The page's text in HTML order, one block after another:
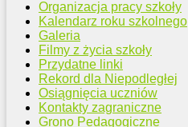
Organizacja pracy szkoły
Kalendarz roku szkolnego
Galeria
Filmy z życia szkoły
Przydatne linki
Rekord dla Niepodległej
Osiągnięcia uczniów
Kontakty zagraniczne
Grono Pedagogiczne